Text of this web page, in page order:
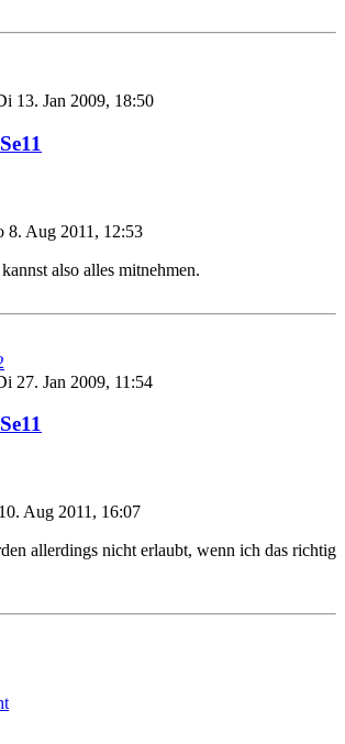
13. Jan 2009, 18:50
8. Aug 2011, 12:53
also alles mitnehmen.
27. Jan 2009, 11:54
Aug 2011, 16:07
allerdings nicht erlaubt, wenn ich das richtig